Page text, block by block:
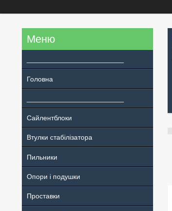
Головна
Сайлентблоки
Втулки стабілізатора
Пильники
Опори і подушки
Проставки